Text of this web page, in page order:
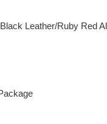
Leather/Ruby Red